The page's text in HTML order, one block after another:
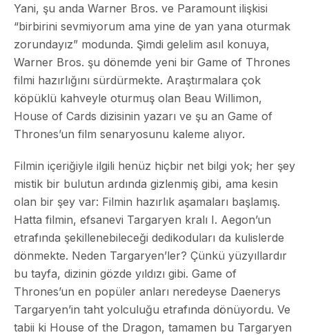
Yani, şu anda Warner Bros. ve Paramount ilişkisi
“birbirini sevmiyorum ama yine de yan yana oturmak
zorundayız” modunda. Şimdi gelelim asıl konuya,
Warner Bros. şu dönemde yeni bir Game of Thrones
filmi hazırlığını sürdürmekte. Araştırmalara çok
köpüklü kahveyle oturmuş olan Beau Willimon,
House of Cards dizisinin yazarı ve şu an Game of
Thrones’un film senaryosunu kaleme alıyor.
Filmin içeriğiyle ilgili henüz hiçbir net bilgi yok; her şey
mistik bir bulutun ardında gizlenmiş gibi, ama kesin
olan bir şey var: Filmin hazırlık aşamaları başlamış.
Hatta filmin, efsanevi Targaryen kralı I. Aegon’un
etrafında şekillenebileceği dedikoduları da kulislerde
dönmekte. Neden Targaryen’ler? Çünkü yüzyıllardır
bu tayfa, dizinin gözde yıldızı gibi. Game of
Thrones’un en popüler anları neredeyse Daenerys
Targaryen’in taht yolculuğu etrafında dönüyordu. Ve
tabii ki House of the Dragon, tamamen bu Targaryen